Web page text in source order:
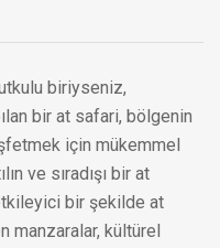
biriyseniz,
bir at safari, bölgenin
için mükemmel
ve sıradışı bir at
bir şekilde at
manzaralar, kültürel